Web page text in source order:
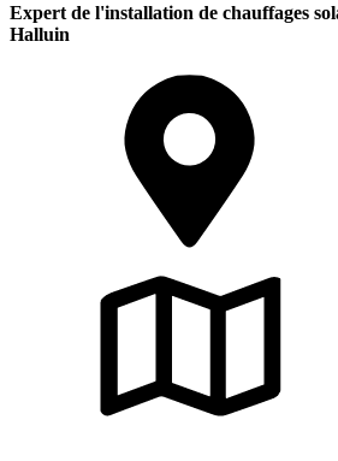
Expert de l'installation de chauffages
Halluin